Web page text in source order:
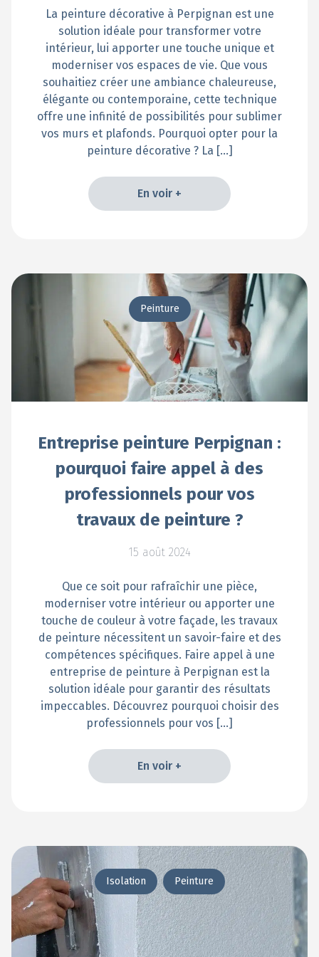
La peinture décorative à Perpignan est une
solution idéale pour transformer votre
intérieur, lui apporter une touche unique et
moderniser vos espaces de vie. Que vous
souhaitiez créer une ambiance chaleureuse,
élégante ou contemporaine, cette technique
offre une infinité de possibilités pour sublimer
vos murs et plafonds. Pourquoi opter pour la
peinture décorative ? La […]
En voir +
Peinture
Entreprise peinture Perpignan :
pourquoi faire appel à des
professionnels pour vos
travaux de peinture ?
15 août 2024
Que ce soit pour rafraîchir une pièce,
moderniser votre intérieur ou apporter une
touche de couleur à votre façade, les travaux
de peinture nécessitent un savoir-faire et des
compétences spécifiques. Faire appel à une
entreprise de peinture à Perpignan est la
solution idéale pour garantir des résultats
impeccables. Découvrez pourquoi choisir des
professionnels pour vos […]
En voir +
Isolation Peinture